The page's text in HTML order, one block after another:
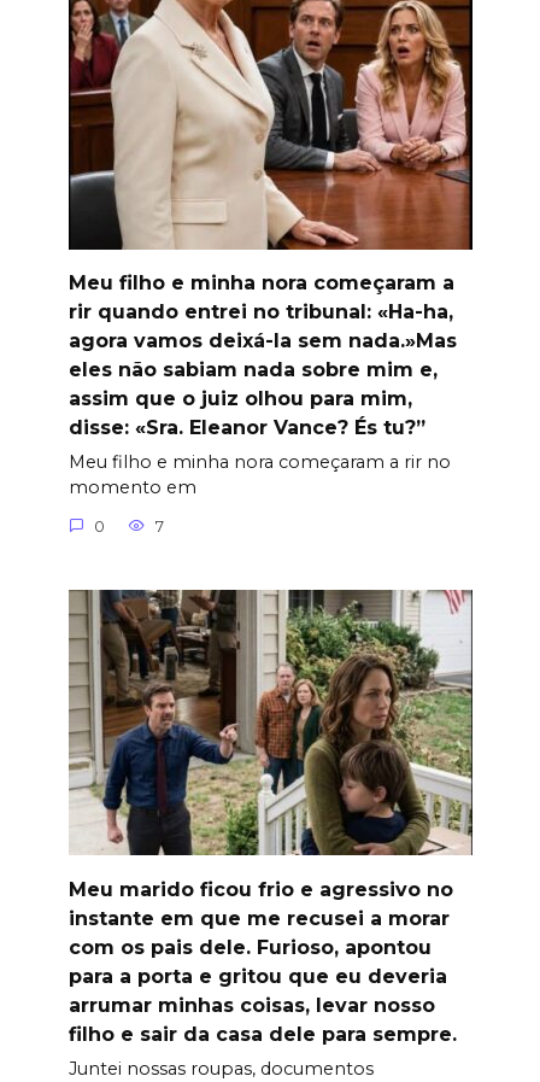
Meu filho e minha nora começaram a
rir quando entrei no tribunal: «Ha-ha,
agora vamos deixá-la sem nada.»Mas
eles não sabiam nada sobre mim e,
assim que o juiz olhou para mim,
disse: «Sra. Eleanor Vance? És tu?”
Meu filho e minha nora começaram a rir no
momento em
0 7
Meu marido ficou frio e agressivo no
instante em que me recusei a morar
com os pais dele. Furioso, apontou
para a porta e gritou que eu deveria
arrumar minhas coisas, levar nosso
filho e sair da casa dele para sempre.
Juntei nossas roupas, documentos